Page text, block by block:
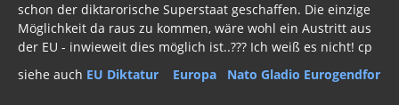
Gift zum Genozid
Genderismus
Religion
schon der diktarorische Superstaat geschaffen. Die einzige
Möglichkeit da raus zu kommen, wäre wohl ein Austritt aus
der EU - inwieweit dies möglich ist..??? Ich weiß es nicht! cp
siehe auch EU Diktatur Europa Nato Gladio Eurogendfor